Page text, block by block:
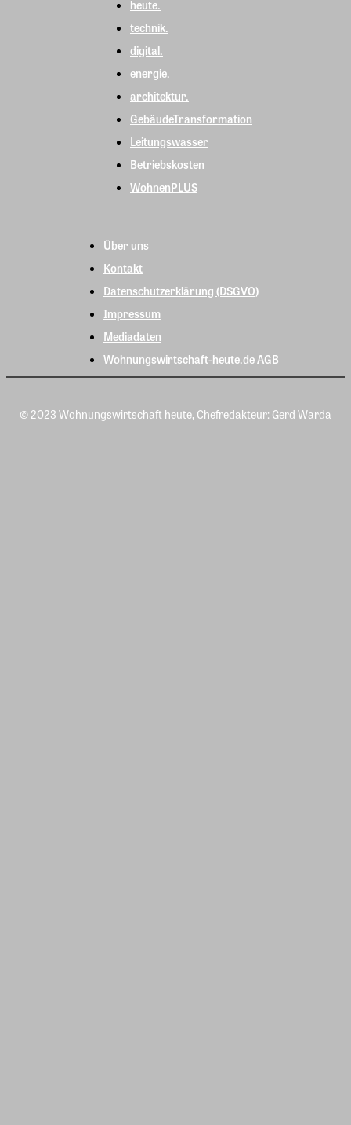
heute.
technik.
digital.
energie.
architektur.
GebäudeTransformation
Leitungswasser
Betriebskosten
WohnenPLUS
Über uns
Kontakt
Datenschutzerklärung (DSGVO)
Impressum
Mediadaten
Wohnungswirtschaft-heute.de AGB
© 2023 Wohnungswirtschaft heute, Chefredakteur: Gerd Warda